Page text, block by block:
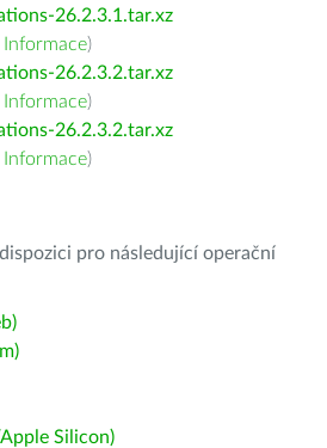
26.2.3.1.tar.xz
Informace)
26.2.3.2.tar.xz
Informace)
26.2.3.2.tar.xz
Informace)
pro následující operační
Silicon)